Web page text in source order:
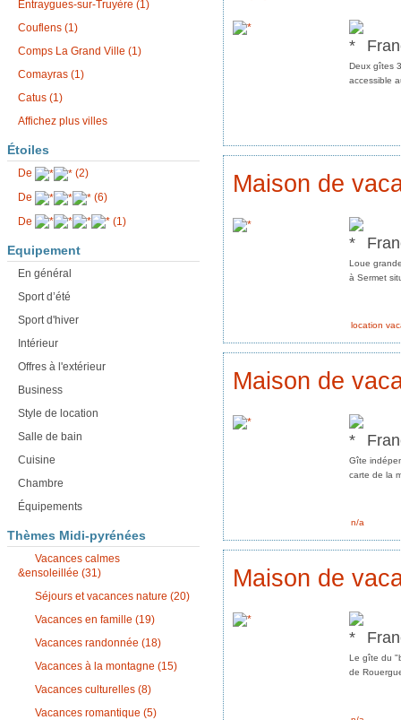
Entraygues-sur-Truyère (1)
Couflens (1)
Comps La Grand Ville (1)
Comayras (1)
Catus (1)
Affichez plus villes
Étoiles
De
(2)
De
(6)
De
(1)
Equipement
En général
Sport d’été
Sport d'hiver
Intérieur
Offres à l'extérieur
Business
Style de location
Salle de bain
Cuisine
Chambre
Équipements
Thèmes Midi-pyrénées
Vacances calmes
&ensoleillée (31)
Séjours et vacances nature (20)
Vacances en famille (19)
Vacances randonnée (18)
Vacances à la montagne (15)
Vacances culturelles (8)
Vacances romantique (5)
Deux gîtes
accessible
Maison de
Loue
à Sermet
location
Maison de
Gîte
carte de la
n/a
Maison de
Le gîte du
de